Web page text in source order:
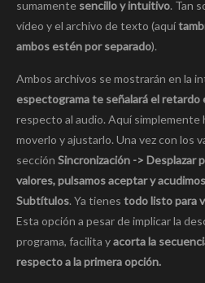
sumamente sencillo y intuitivo. Tan
vídeo y el archivo de texto (aquí
ambos estén por separado).
Ambos archivos se mostrarán en la
espectograma te señalará el
respecto al audio. Aquí simplemente
moverlo y ajustarlo. Una vez con los
sección Sincronización -> Desplazar
valores, pulsamos aceptar y
Subtítulos. Ya tienes todo listo para
Esta opción a pesar de implicar la
programa, facilita yacorta la
respecto a la primera opción.